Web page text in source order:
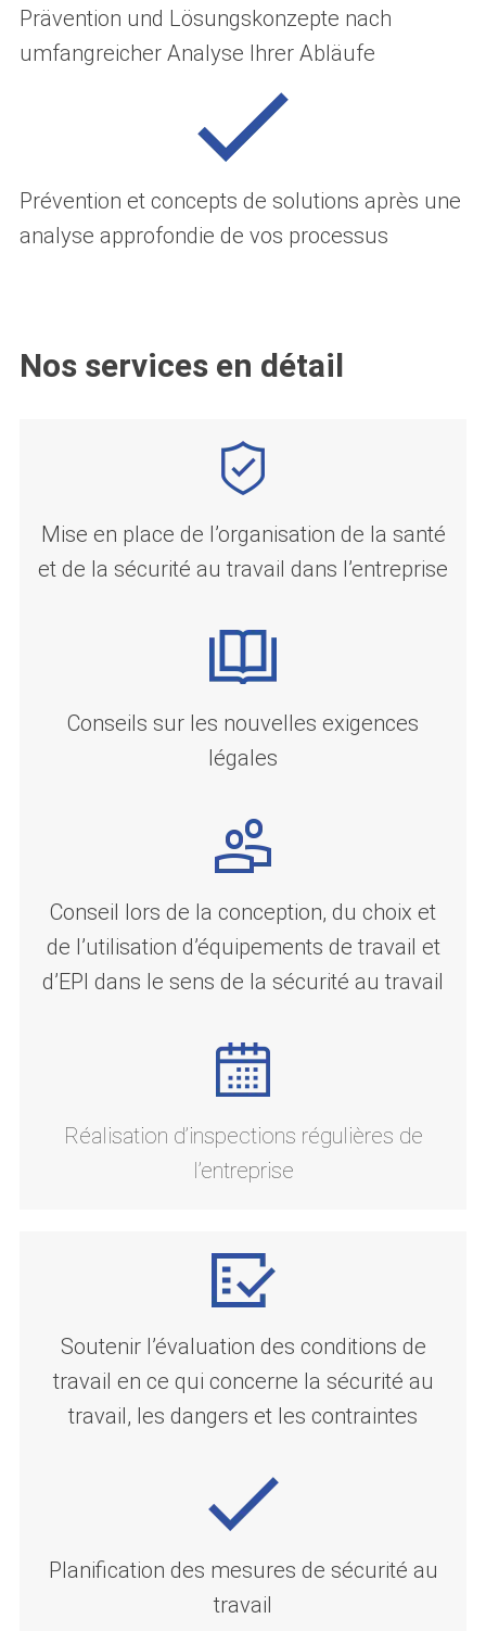
Prävention und Lösungskonzepte nach
umfangreicher Analyse Ihrer Abläufe
Prévention et concepts de solutions après une
analyse approfondie de vos processus
Nos services en détail
Mise en place de l’organisation de la santé
et de la sécurité au travail dans l’entreprise
Conseils sur les nouvelles exigences
légales
Conseil lors de la conception, du choix et
de l’utilisation d’équipements de travail et
d’EPI dans le sens de la sécurité au travail
Réalisation d’inspections régulières de
l’entreprise
Soutenir l’évaluation des conditions de
travail en ce qui concerne la sécurité au
travail, les dangers et les contraintes
Planification des mesures de sécurité au
travail